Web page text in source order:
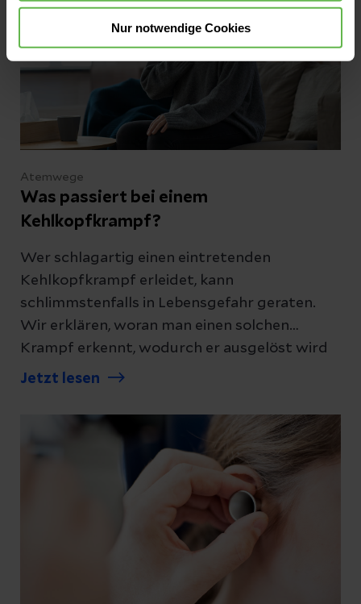
Nur notwendige Cookies
Atemwege
Was passiert bei einem
Kehlkopfkrampf?
Wer schlagartig einen eintretenden
Kehlkopfkrampf erleidet, kann
schlimmstenfalls in Lebensgefahr geraten.
Wir erklären, woran man einen solchen
Krampf erkennt, wodurch er ausgelöst wird
und wie sich Betroffene verhalten sollten.
Jetzt lesen